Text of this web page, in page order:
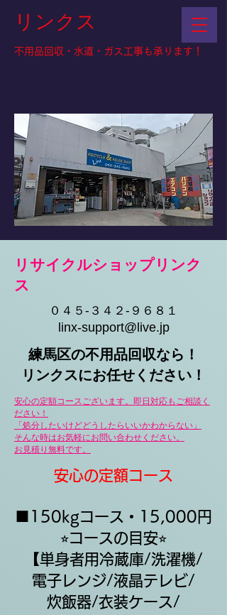
リンクス
不用品回収・水道・ガス工事も承ります！
​リサイクルショップリンク
ス
０４５-３４２-９６８１
linx-support@live.jp
練馬区の不用品回収なら！​
​リンクスにお任せください！
安心の定額コースございます。即日対応もご相談く
ださい！
「処分したいけどどうしたらいいかわからない」
そんな時はお気軽にお問い合わせください。
​お見積り無料です。
安心の定額コース
■150kgコース・15,000円
​⭐︎コースの目安⭐︎
​【単身者用冷蔵庫/洗濯機/
電子レンジ/液晶テレビ/
​炊飯器/衣装ケース/